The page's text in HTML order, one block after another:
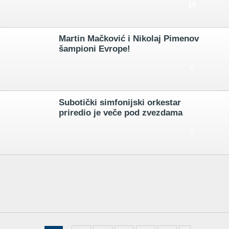
Martin Mačković i Nikolaj Pimenov
šampioni Evrope!
Subotički simfonijski orkestar
priredio je veče pod zvezdama